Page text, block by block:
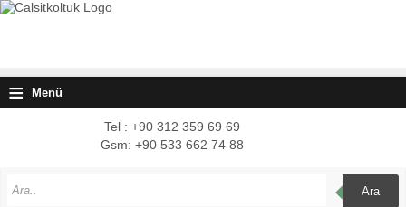
≡ Menü
Tel : +90 312 359 69 69
Gsm: +90 533 662 74 88
Ara